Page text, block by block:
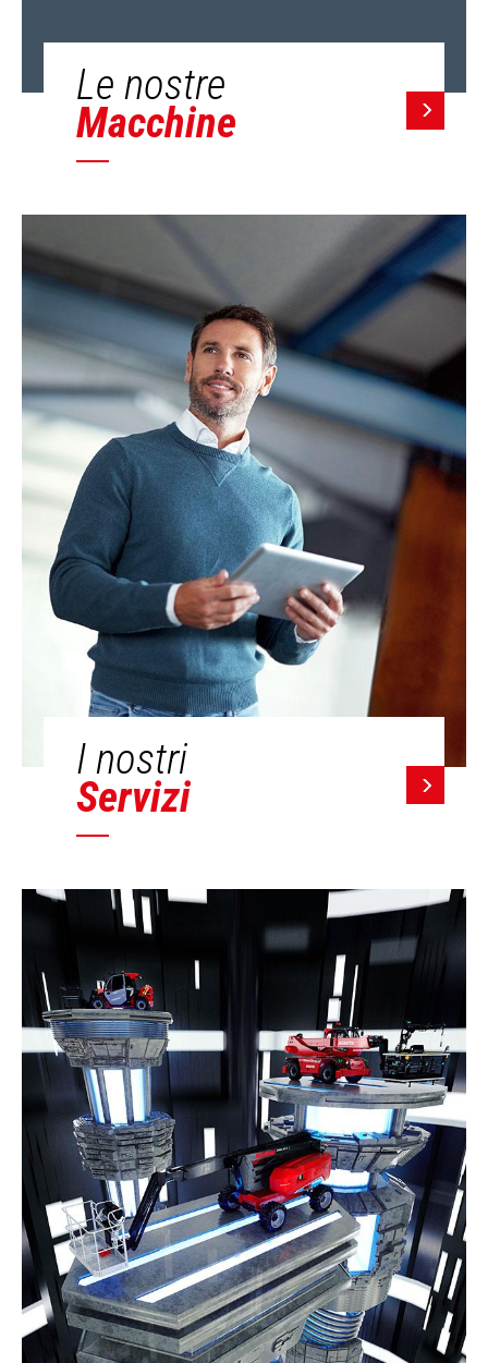
Le nostre
Macchine
I nostri
Servizi